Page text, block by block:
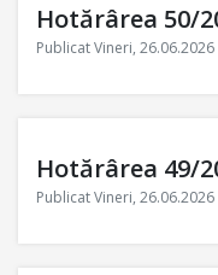
Hotărârea 50/
Publicat Vineri, 26.06.2026
Hotărârea 49/
Publicat Vineri, 26.06.2026